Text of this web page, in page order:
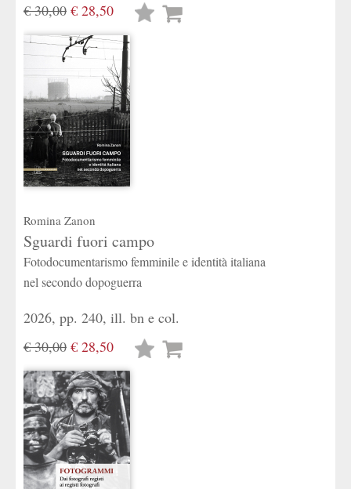
€ 30,00 € 28,50
Lista
Romina Zanon
Sguardi fuori campo
Fotodocumentarismo femminile e identità italiana
nel secondo dopoguerra
2026, pp. 240, ill. bn e col.
€ 30,00 € 28,50
Lista